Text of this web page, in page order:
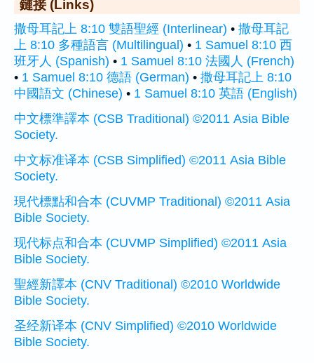
鏈接 (Links)
撒母耳記上 8:10 雙語聖經 (Interlinear) • 撒母耳記
上 8:10 多種語言 (Multilingual) • 1 Samuel 8:10 西
班牙人 (Spanish) • 1 Samuel 8:10 法國人 (French)
• 1 Samuel 8:10 德語 (German) • 撒母耳記上 8:10
中國語文 (Chinese) • 1 Samuel 8:10 英語 (English)
中文標準譯本 (CSB Traditional) ©2011 Asia Bible
Society.
中文标准译本 (CSB Simplified) ©2011 Asia Bible
Society.
現代標點和合本 (CUVMP Traditional) ©2011 Asia
Bible Society.
现代标点和合本 (CUVMP Simplified) ©2011 Asia
Bible Society.
聖經新譯本 (CNV Traditional) ©2010 Worldwide
Bible Society.
圣经新译本 (CNV Simplified) ©2010 Worldwide
Bible Society.